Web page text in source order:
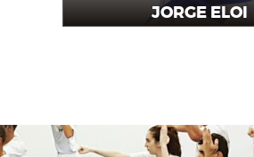
JORGE ELOI
Instrutor